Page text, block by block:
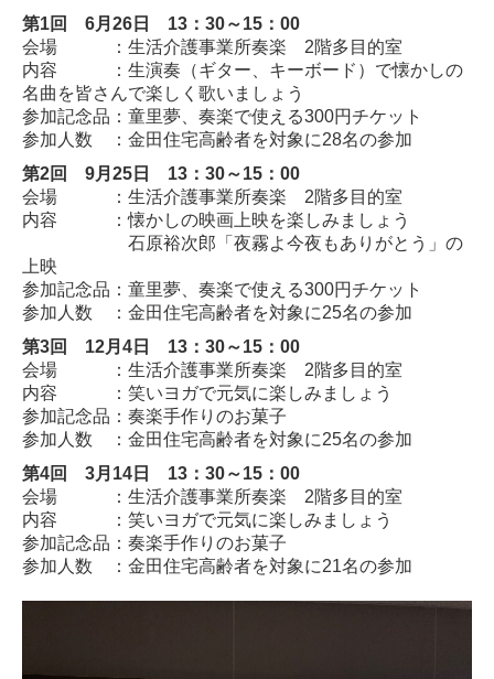
パンカン！
生活介護事業所 奏楽
楽2（らくらく）
Cafe奏（かなで）
OYATU工房といろ
相談支援事業所奏楽
共同生活支援 ぱぁとなぁ
地域生活支援センター すたぁと
童里夢広報誌
応募フォーム
オンラインショップガイド
ご注文フォーム
第1回 6月26日 13：30～15：00
会場 ：生活介護事業所奏楽 2階多目的室
内容 ：生演奏（ギター、キーボード）で懐かしの
名曲を皆さんで楽しく歌いましょう
参加記念品：童里夢、奏楽で使える300円チケット
参加人数 ：金田住宅高齢者を対象に28名の参加
第2回 9月25日 13：30～15：00
会場 ：生活介護事業所奏楽 2階多目的室
内容 ：懐かしの映画上映を楽しみましょう
石原裕次郎「夜霧よ今夜もありがとう」の
上映
参加記念品：童里夢、奏楽で使える300円チケット
参加人数 ：金田住宅高齢者を対象に25名の参加
第3回 12月4日 13：30～15：00
会場 ：生活介護事業所奏楽 2階多目的室
内容 ：笑いヨガで元気に楽しみましょう
参加記念品：奏楽手作りのお菓子
参加人数 ：金田住宅高齢者を対象に25名の参加
第4回 3月14日 13：30～15：00
会場 ：生活介護事業所奏楽 2階多目的室
内容 ：笑いヨガで元気に楽しみましょう
参加記念品：奏楽手作りのお菓子
参加人数 ：金田住宅高齢者を対象に21名の参加